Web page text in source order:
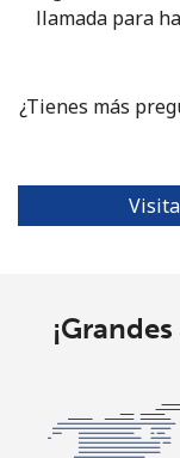
Portugal
Puerto Rico
country
llamada para
¿Tienes más